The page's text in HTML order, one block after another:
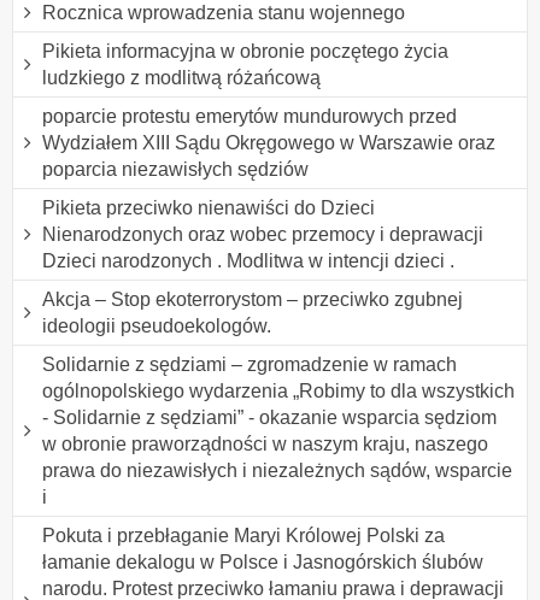
Rocznica wprowadzenia stanu wojennego
Pikieta informacyjna w obronie poczętego życia
ludzkiego z modlitwą różańcową
poparcie protestu emerytów mundurowych przed
Wydziałem XIII Sądu Okręgowego w Warszawie oraz
poparcia niezawisłych sędziów
Pikieta przeciwko nienawiści do Dzieci
Nienarodzonych oraz wobec przemocy i deprawacji
Dzieci narodzonych . Modlitwa w intencji dzieci .
Akcja – Stop ekoterrorystom – przeciwko zgubnej
ideologii pseudoekologów.
Solidarnie z sędziami – zgromadzenie w ramach
ogólnopolskiego wydarzenia „Robimy to dla wszystkich
- Solidarnie z sędziami” - okazanie wsparcia sędziom
w obronie praworządności w naszym kraju, naszego
prawa do niezawisłych i niezależnych sądów, wsparcie
i
Pokuta i przebłaganie Maryi Królowej Polski za
łamanie dekalogu w Polsce i Jasnogórskich ślubów
narodu. Protest przeciwko łamaniu prawa i deprawacji